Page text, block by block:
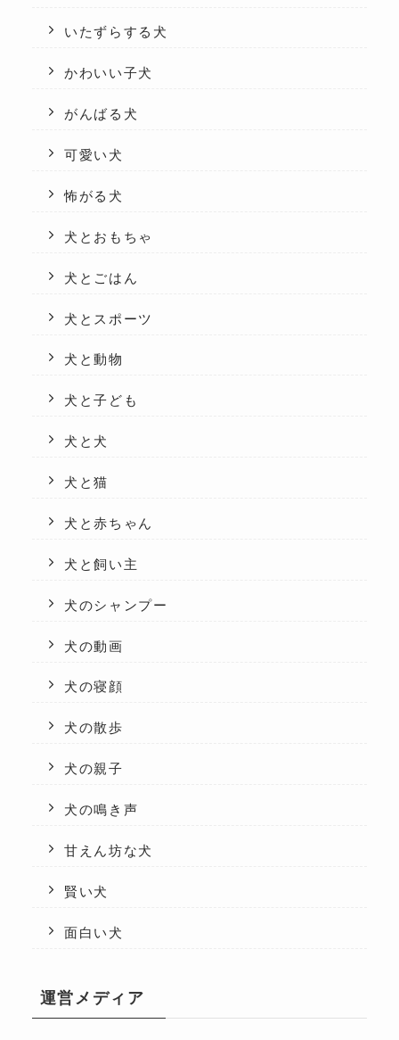
いたずらする犬
かわいい子犬
がんばる犬
可愛い犬
怖がる犬
犬とおもちゃ
犬とごはん
犬とスポーツ
犬と動物
犬と子ども
犬と犬
犬と猫
犬と赤ちゃん
犬と飼い主
犬のシャンプー
犬の動画
犬の寝顔
犬の散歩
犬の親子
犬の鳴き声
甘えん坊な犬
賢い犬
面白い犬
運営メディア